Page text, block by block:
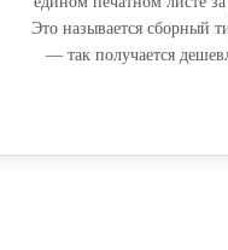
Это называется сборный
— так получается